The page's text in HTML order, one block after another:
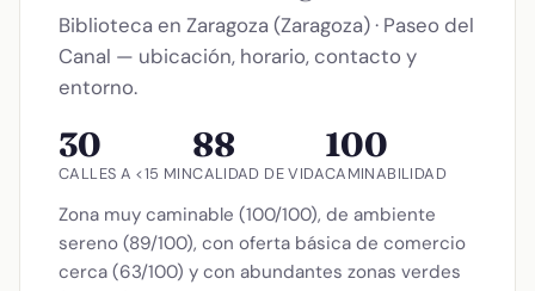
Biblioteca en Zaragoza (Zaragoza) · Paseo del
Canal — ubicación, horario, contacto y
entorno.
30
CALLES A <15 MIN
88
CALIDAD DE VIDA
100
CAMINABILIDAD
Zona muy caminable (100/100), de ambiente
sereno (89/100), con oferta básica de comercio
cerca (63/100) y con abundantes zonas verdes